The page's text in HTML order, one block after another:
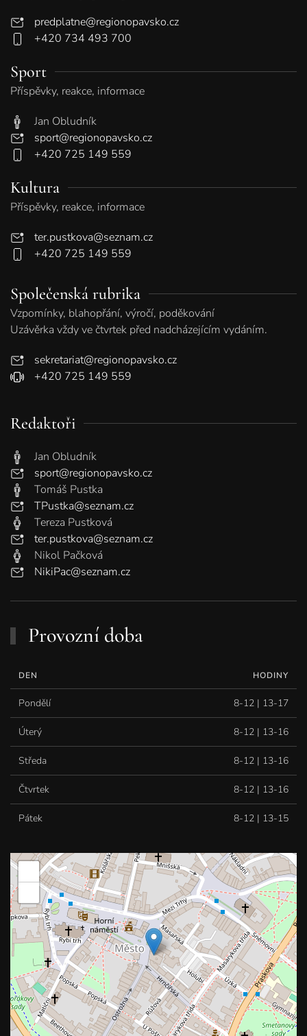
predplatne@regionopavsko.cz
+420 734 493 700
Sport
Příspěvky, reakce, informace
Jan Obludník
sport@regionopavsko.cz
+420 725 149 559
Kultura
Příspěvky, reakce, informace
ter.pustkova@seznam.cz
+420 725 149 559
Společenská rubrika
Vzpomínky, blahopřání, výročí, poděkování
Uzávěrka vždy ve čtvrtek před nadcházejícím vydáním.
sekretariat@regionopavsko.cz
+420 725 149 559
Redaktoři
Jan Obludník
sport@regionopavsko.cz
Tomáš Pustka
TPustka@seznam.cz
Tereza Pustková
ter.pustkova@seznam.cz
Nikol Pačková
NikiPac@seznam.cz
Provozní doba
DEN HODINY
Pondělí 8-12 | 13-17
Úterý 8-12 | 13-16
Středa 8-12 | 13-16
Čtvrtek 8-12 | 13-16
Pátek 8-12 | 13-15